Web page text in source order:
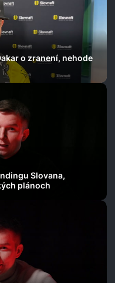
o zranení, nehode
Slovana,
plánoch